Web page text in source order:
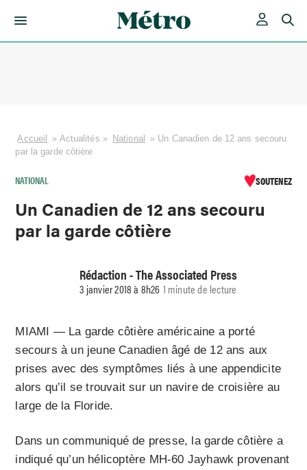
Accueil » Actualités » National » Un Canadien de 12 ans secouru
par la garde côtière
NATIONAL SOUTENEZ
Un Canadien de 12 ans secouru
par la garde côtière
Rédaction - The Associated Press
3 janvier 2018 à 8h26 1 minute de lecture
MIAMI — La garde côtière américaine a porté
secours à un jeune Canadien âgé de 12 ans aux
prises avec des symptômes liés à une appendicite
alors qu’il se trouvait sur un navire de croisière au
large de la Floride.
Dans un communiqué de presse, la garde côtière a
indiqué qu’un hélicoptère MH-60 Jayhawk provenant